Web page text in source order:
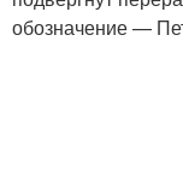
обозначение —